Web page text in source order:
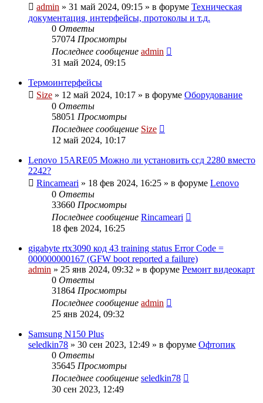
admin » 31 май 2024, 09:15 » в форуме Техническая
документация, интерфейсы, протоколы и т.д.
0 Ответы
57074 Просмотры
Последнее сообщение admin
31 май 2024, 09:15
Термоинтерфейсы
Size » 12 май 2024, 10:17 » в форуме Оборудование
0 Ответы
58051 Просмотры
Последнее сообщение Size
12 май 2024, 10:17
Lenovo 15ARE05 Можно ли установить ссд 2280 вместо
2242?
Rincameari » 18 фев 2024, 16:25 » в форуме Lenovo
0 Ответы
33660 Просмотры
Последнее сообщение Rincameari
18 фев 2024, 16:25
gigabyte rtx3090 код 43 training status Error Code =
000000000167 (GFW boot reported a failure)
admin » 25 янв 2024, 09:32 » в форуме Ремонт видеокарт
0 Ответы
31864 Просмотры
Последнее сообщение admin
25 янв 2024, 09:32
Samsung N150 Plus
seledkin78 » 30 сен 2023, 12:49 » в форуме Офтопик
0 Ответы
35645 Просмотры
Последнее сообщение seledkin78
30 сен 2023, 12:49